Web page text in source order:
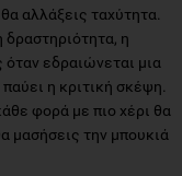
αλλάξεις ταχύτητα.
δραστηριότητα, η
όταν εδραιώνεται μια
η κριτική σκέψη.
φορά με πιο χέρι θα
μασήσεις την μπουκιά